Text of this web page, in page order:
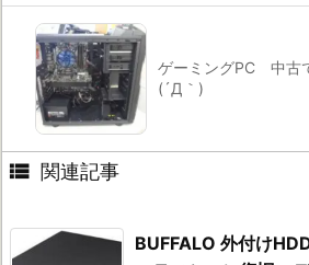
ゲーミングPC 中古
(´Д｀)
 関連記事
BUFFALO 外付け